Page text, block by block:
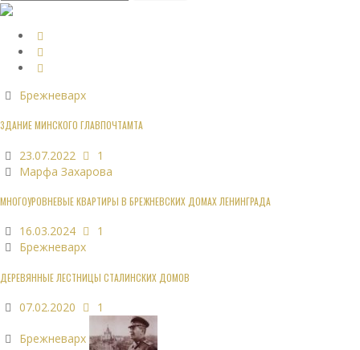
Брежневарх
ЗДАНИЕ МИНСКОГО ГЛАВПОЧТАМТА
23.07.2022
1
Марфа Захарова
МНОГОУРОВНЕВЫЕ КВАРТИРЫ В БРЕЖНЕВСКИХ ДОМАХ ЛЕНИНГРАДА
16.03.2024
1
Брежневарх
ДЕРЕВЯННЫЕ ЛЕСТНИЦЫ СТАЛИНСКИХ ДОМОВ
07.02.2020 1
Брежневарх